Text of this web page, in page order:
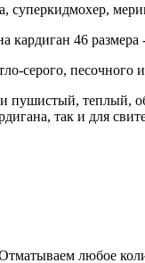
суперкидмохер,
кардиган 46 размера
серого, песочного
пушистый, теплый,
так и для
любое